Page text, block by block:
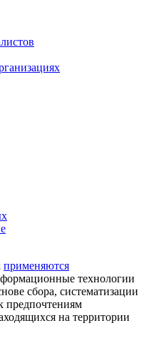
применяются
технологии
сбора, систематизации
предпочтениям
на территории